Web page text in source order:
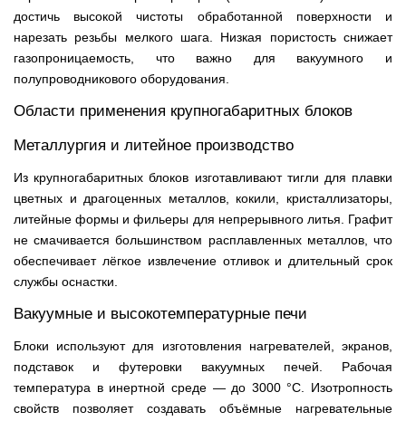
достичь высокой чистоты обработанной поверхности и
нарезать резьбы мелкого шага. Низкая пористость снижает
газопроницаемость, что важно для вакуумного и
полупроводникового оборудования.
Области применения крупногабаритных блоков
Металлургия и литейное производство
Из крупногабаритных блоков изготавливают тигли для плавки
цветных и драгоценных металлов, кокили, кристаллизаторы,
литейные формы и фильеры для непрерывного литья. Графит
не смачивается большинством расплавленных металлов, что
обеспечивает лёгкое извлечение отливок и длительный срок
службы оснастки.
Вакуумные и высокотемпературные печи
Блоки используют для изготовления нагревателей, экранов,
подставок и футеровки вакуумных печей. Рабочая
температура в инертной среде — до 3000 °C. Изотропность
свойств позволяет создавать объёмные нагревательные